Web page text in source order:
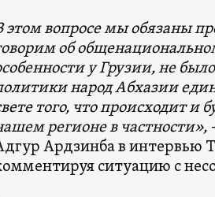
этом вопросе мы обязаны
об
у Грузии, не
народ Абхазии
того, что происходит и
регионе в частности»,
Ардзинба в интервью
ситуацию с